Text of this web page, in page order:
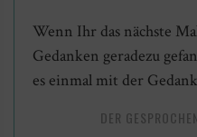
Wenn Ihr das nächste
Gedanken geradezu
es einmal mit der
DER